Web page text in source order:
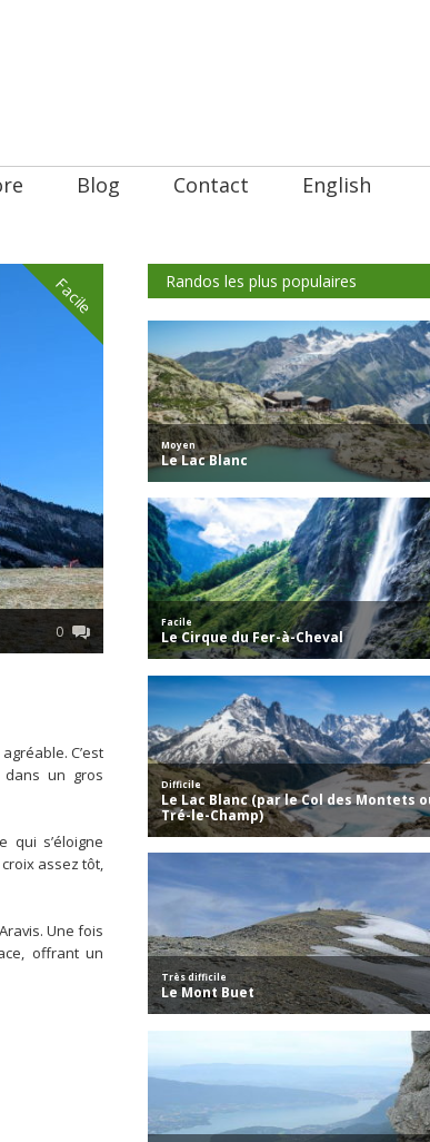
Blog Contact English
Facile
0
C’est
dans un gros
qui s’éloigne
assez tôt,
Une fois
offrant un
Randos les plus populaires